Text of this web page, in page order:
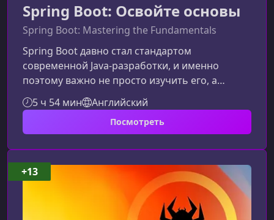
Spring Boot: Освойте основы
Spring Boot: Mastering the Fundamentals
Spring Boot давно стал стандартом
современной Java‑разработки, и именно
поэтому важно не просто изучить его, а
понять фундаментальные механизмы, на
которых он работает. В этом материале мы
усиливаем ключевые моменты курса, делая его
ещё более понятным, структурированным и
привлекательным для поисковых
систем.Почему изучение Spring Boot так
важноФреймворк значительно ускоряет
процесс разработки благодаря
автоматической конфигурации, встроенным
5 ч 54 мин Английский
Посмотреть
+13